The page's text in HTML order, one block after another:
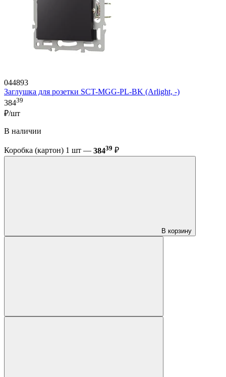
044893
Заглушка для розетки SCT-MGG-PL-BK (Arlight, -)
38439
₽/шт
В наличии
Коробка (картон) 1 шт — 38439 ₽
В корзину